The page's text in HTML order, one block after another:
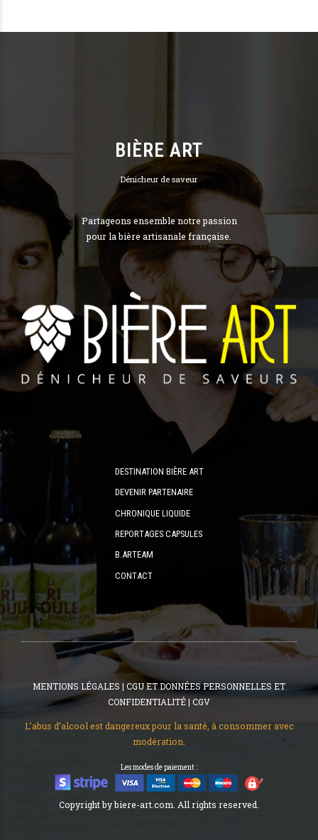
BIÈRE ART
Dénicheur de saveur
Partageons ensemble notre passion
pour la bière artisanale française.
DESTINATION BIÈRE ART
DEVENIR PARTENAIRE
CHRONIQUE LIQUIDE
REPORTAGES CAPSULES
B.ARTEAM
CONTACT
MENTIONS LÉGALES | CGU ET DONNÉES PERSONNELLES ET
CONFIDENTIALITÉ| CGV
L’abus d’alcool est dangereux pour la santé, à consommer avec
modération.
Les modes de paiement :
Copyright by biere-art.com. All rights reserved.